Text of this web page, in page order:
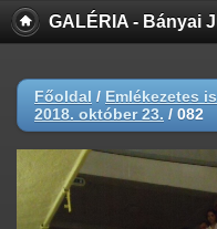
GALÉRIA - Bányai
Főoldal / Emlékezetes
2018. október 23. / 082